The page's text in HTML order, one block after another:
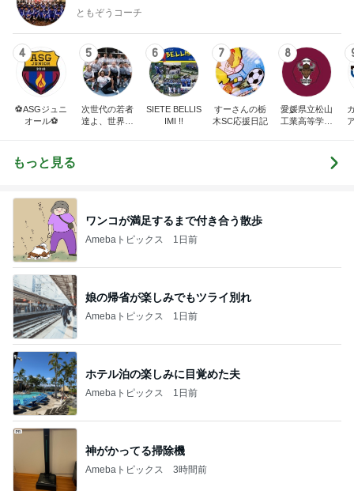
ともぞうコーチ
4
⚽️ASGジュニ
オール⚽️
5
次世代の若者
達よ、世界を
6
SIETE BELLIS
IMI !!
7
すーさんの栃
木SC応援日記
8
愛媛県立松山
工業高等学校
もっと見る
ワンコが満足するまで付き合う散歩
Amebaトピックス 1日前
娘の帰省が楽しみでもツライ別れ
Amebaトピックス 1日前
ホテル泊の楽しみに目覚めた夫
Amebaトピックス 1日前
神がかってる掃除機
Amebaトピックス 3時間前